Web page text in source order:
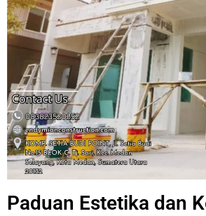
Paduan Estetika dan